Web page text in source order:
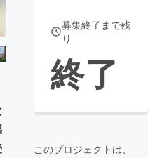
募集終了まで残
り
終了
このプロジェクトは、